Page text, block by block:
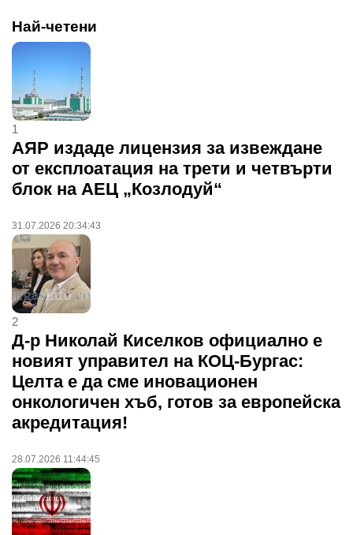
Най-четени
1
АЯР издаде лицензия за извеждане
от експлоатация на трети и четвърти
блок на АЕЦ „Козлодуй“
31.07.2026 20:34:43
2
Д-р Николай Киселков официално е
новият управител на КОЦ-Бургас:
Целта е да сме иновационен
онкологичен хъб, готов за европейска
акредитация!
28.07.2026 11:44:45